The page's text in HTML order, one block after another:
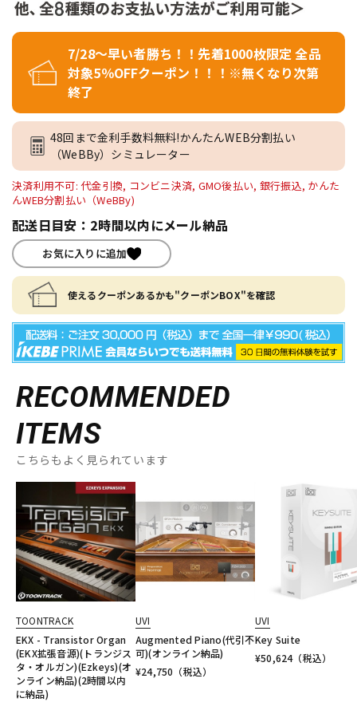
7/28～早い者勝ち！！先着1000枚限定 全品
対象5％OFFクーポン！！！※無くなり次第
終了
48回まで金利手数料無料!かんたんWEB分割払い
（WeBBy）シミュレーター
決済利用不可: 代金引換, コンビニ決済, GMO後払い, 銀行振込, かんた
んWEB分割払い（WeBBy)
配送日目安：2時間以内にメール納品
お気に入りに追加
使えるクーポンあるかも"クーポンBOX"を確認
RECOMMENDED
ITEMS
こちらもよく見られています
TOONTRACK
EKX - Transistor Organ
(EKX拡張音源)(トランジス
タ・オルガン)(Ezkeys)(オ
ンライン納品)(2時間以内
に納品)
UVI
Augmented Piano(代引不
可)(オンライン納品)
¥24,750 （税込）
UVI
Key Suite
¥50,624（税込）